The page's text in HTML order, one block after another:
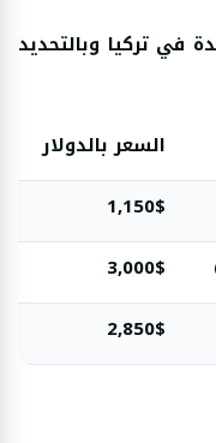
في تركيا وبالتحديد
السعر بالدولار
1,150$
3,000$
2,850$